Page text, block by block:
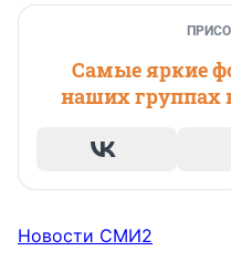
Самые яркие
наших группах
Новости СМИ2